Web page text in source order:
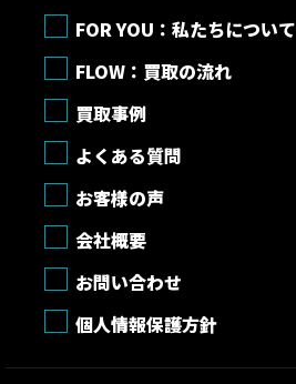
FOR YOU：私たちについて
FLOW：買取の流れ
買取事例
よくある質問
お客様の声
会社概要
お問い合わせ
個人情報保護方針